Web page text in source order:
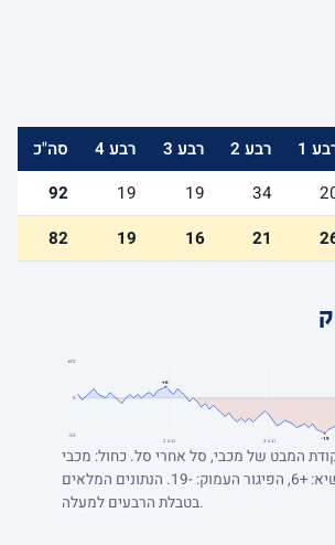
1 רבע 2 רבע 3 רבע 4
סה"כ
34
19
19
92
21
16
19
82
+20
0
-20
+6
-19 רבע 2 רבע 3
המבט של מכבי, סל אחרי סל. כחול: מכבי
מובילה. השיא: +6, הפיגור העמוק: -19. הנתונים המלאים
בטבלת הרבעים למעלה.